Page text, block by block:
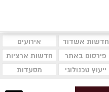
חדשות אשדוד
אירועים
פירסום באתר
חדשות ארציות
ייעוץ טכנולוגי מסעדות